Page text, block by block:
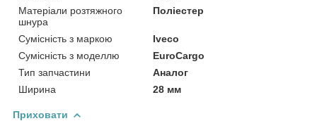
Матеріали розтяжного
шнура
Поліестер
Сумісність з маркою
Iveco
Сумісність з моделлю
EuroCargo
Тип запчастини
Аналог
Ширина
28 мм
Приховати